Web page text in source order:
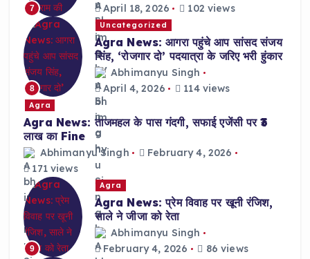
7
April 18, 2026
102 views
8
Uncategorized
Agra News: आगरा पहुंचे आप सांसद संजय
सिंह, ‘रोजगार दो’ पदयात्रा के जरिए भरी हुंकार
Abhimanyu Singh
April 4, 2026
114 views
Agra
Agra News: ताजमहल के पास गंदगी, सफाई एजेंसी पर ₹3
लाख का Fine
Abhimanyu Singh
February 4, 2026
171 views
9
Agra
Agra News: प्रेम विवाह पर खूनी रंजिश,
साले ने जीजा को रेता
Abhimanyu Singh
February 4, 2026
86 views